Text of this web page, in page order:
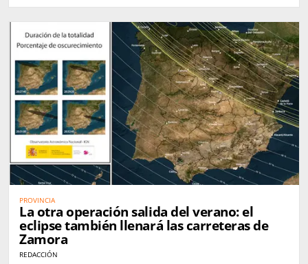
PROVINCIA
La otra operación salida del verano: el
eclipse también llenará las carreteras de
Zamora
REDACCIÓN